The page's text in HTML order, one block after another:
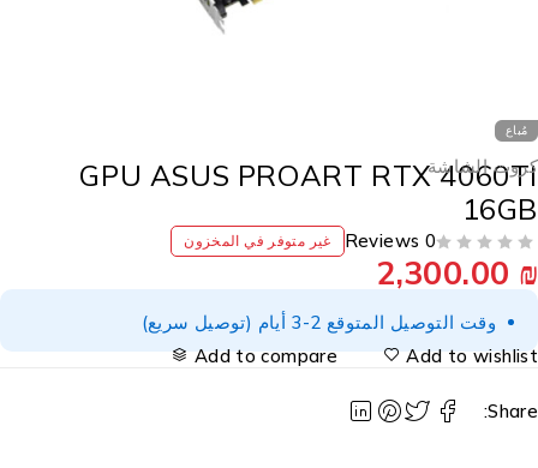
مُباع
الشاشةGPU ASUS PROART RTX
0 Reviews غير متوفر في المخزون
2,300.00
وقت التوصيل المتوقع 2-3 أيام (توصيل سريع)
Add to
Add to compare